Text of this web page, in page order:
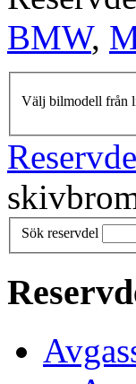
BMW,
Välj bilmodell från
Sök reservdel